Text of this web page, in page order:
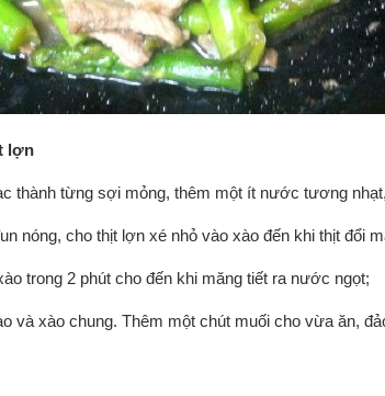
lợn
thành từng sợi mỏng, thêm một ít nước tương
nóng, cho thịt lợn xé nhỏ vào xào đến khi thịt đổi
trong 2 phút cho đến khi măng tiết ra nước ngọt;
và xào chung. Thêm một chút muối cho vừa ăn,